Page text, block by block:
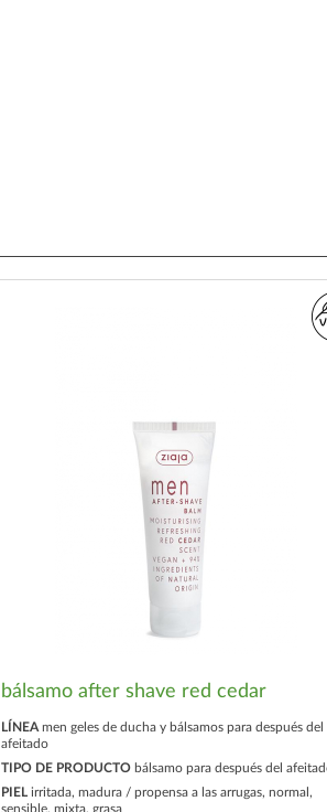
bálsamo after shave red cedar
LÍNEA men geles de ducha y bálsamos para después del
afeitado
TIPO DE PRODUCTO bálsamo para después del
PIEL irritada, madura / propensa a las arrugas, normal,
sensible, mixta, grasa